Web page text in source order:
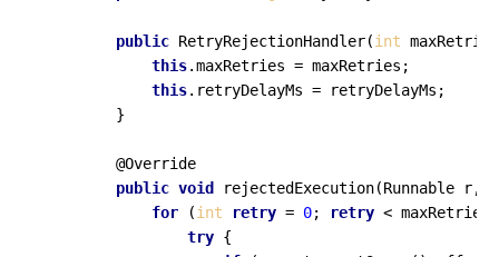
public RetryRejectionHandler(int
this.maxRetries = maxRetries;
this.retryDelayMs = retryDelayMs;
        }
        @Override
public void
rejectedExecution(Runnable r,
for (int retry = 0; retry <
try {